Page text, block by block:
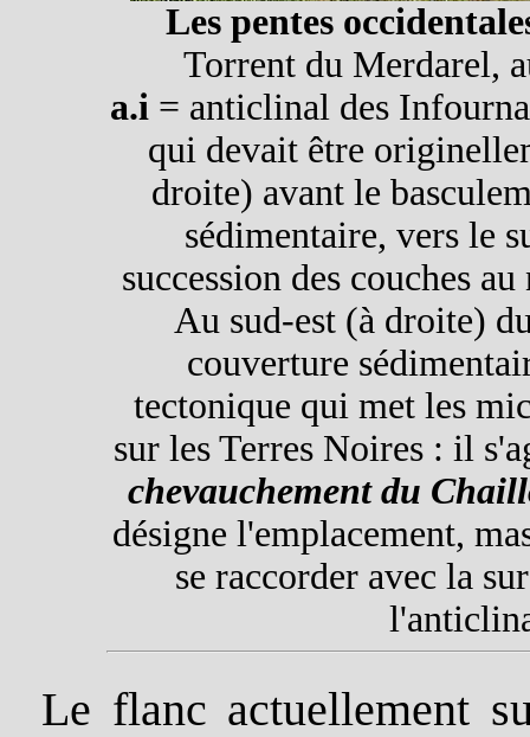
Les pentes
Torrent du Merdarel,
a.i = anticlinal des
qui devait être
droite) avant le
sédimentaire, vers le
succession des couches
Au sud-est (à droite)
couverture
tectonique qui met les
sur les Terres Noires : il
chevauchement du
désigne l'emplacement,
se raccorder avec la
Le flanc actuellement